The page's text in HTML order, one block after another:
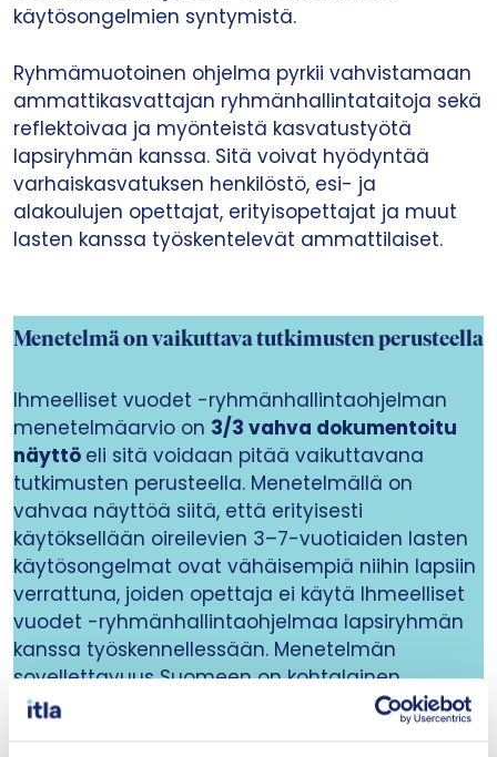
käytösongelmien syntymistä.
Ryhmämuotoinen ohjelma pyrkii vahvistamaan
ammattikasvattajan ryhmänhallintataitoja sekä
reflektoivaa ja myönteistä kasvatustyötä
lapsiryhmän kanssa. Sitä voivat hyödyntää
varhaiskasvatuksen henkilöstö, esi- ja
alakoulujen opettajat, erityisopettajat ja muut
lasten kanssa työskentelevät ammattilaiset.
Menetelmä on vaikuttava tutkimusten perusteella
Ihmeelliset vuodet -ryhmänhallintaohjelman
menetelmäarvio on 3/3 vahva dokumentoitu
näyttö eli sitä voidaan pitää vaikuttavana
tutkimusten perusteella. Menetelmällä on
vahvaa näyttöä siitä, että erityisesti
käytöksellään oireilevien 3–7-vuotiaiden lasten
käytösongelmat ovat vähäisempiä niihin lapsiin
verrattuna, joiden opettaja ei käytä Ihmeelliset
vuodet -ryhmänhallintaohjelmaa lapsiryhmän
kanssa työskennellessään. Menetelmän
sovellettavuus Suomeen on kohtalainen.